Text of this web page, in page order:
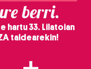
berri.
hartu 33. Lilatoian
taldearekin!